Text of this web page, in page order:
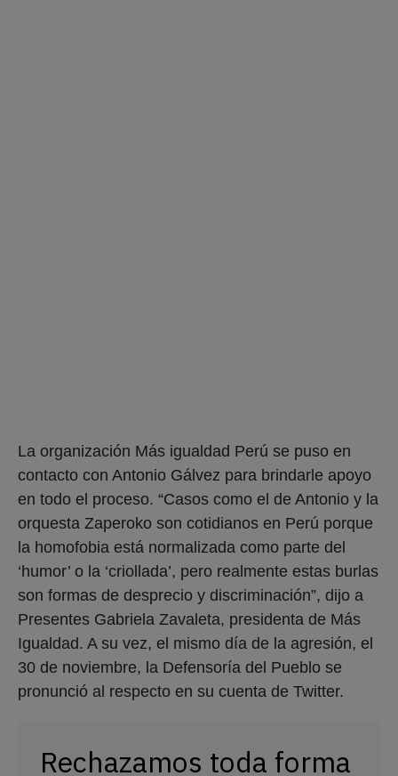
La organización Más igualdad Perú se puso en
contacto con Antonio Gálvez para brindarle apoyo
en todo el proceso. “Casos como el de Antonio y la
orquesta Zaperoko son cotidianos en Perú porque
la homofobia está normalizada como parte del
‘humor’ o la ‘criollada’, pero realmente estas burlas
son formas de desprecio y discriminación”, dijo a
Presentes Gabriela Zavaleta, presidenta de Más
Igualdad. A su vez, el mismo día de la agresión, el
30 de noviembre, la Defensoría del Pueblo se
pronunció al respecto en su cuenta de Twitter.
Rechazamos toda forma